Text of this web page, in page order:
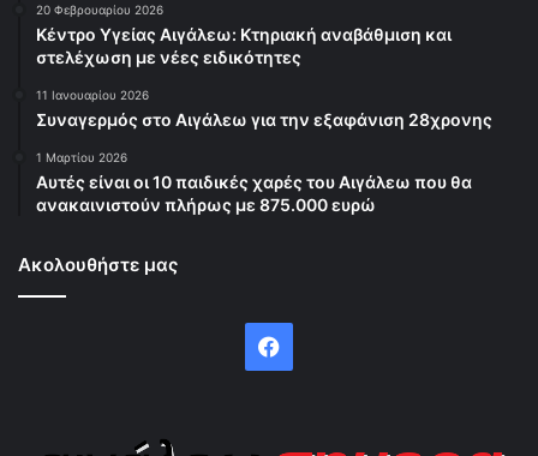
20 Φεβρουαρίου 2026
Κέντρο Υγείας Αιγάλεω: Κτηριακή αναβάθμιση και
στελέχωση με νέες ειδικότητες
11 Ιανουαρίου 2026
Συναγερμός στο Αιγάλεω για την εξαφάνιση 28χρονης
1 Μαρτίου 2026
Αυτές είναι οι 10 παιδικές χαρές του Αιγάλεω που θα
ανακαινιστούν πλήρως με 875.000 ευρώ
Ακολουθήστε μας
Facebook